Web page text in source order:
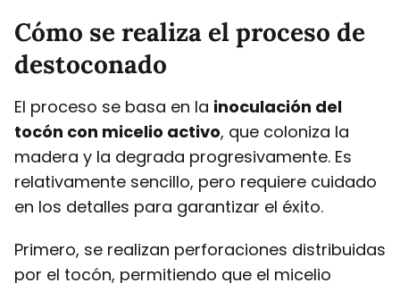
Cómo se realiza el proceso de
destoconado
El proceso se basa en la inoculación del
tocón con micelio activo, que coloniza la
madera y la degrada progresivamente. Es
relativamente sencillo, pero requiere cuidado
en los detalles para garantizar el éxito.
Primero, se realizan perforaciones distribuidas
por el tocón, permitiendo que el micelio